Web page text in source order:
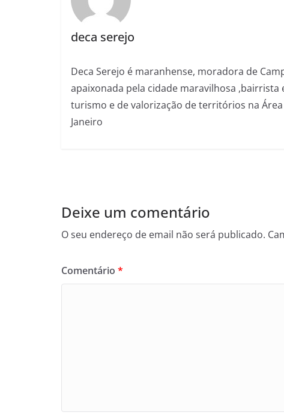
deca serejo
Deca Serejo é maranhense, moradora de
apaixonada pela cidade maravilhosa
turismo e de valorização de territórios na
Janeiro
Deixe um comentário
O seu endereço de email não será publicado.
Comentário *